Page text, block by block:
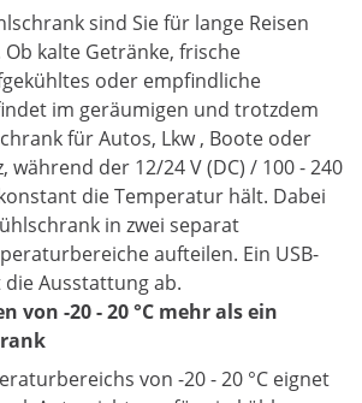
sind Sie für lange Reisen
kalte Getränke, frische
oder empfindliche
im geräumigen und trotzdem
für Autos, Lkw , Boote oder
während der 12/24 V (DC) / 100 - 240
die Temperatur hält. Dabei
in zwei separat
aufteilen. Ein USB-
Ausstattung ab.
von -20 - 20 °C mehr als ein
von -20 - 20 °C eignet